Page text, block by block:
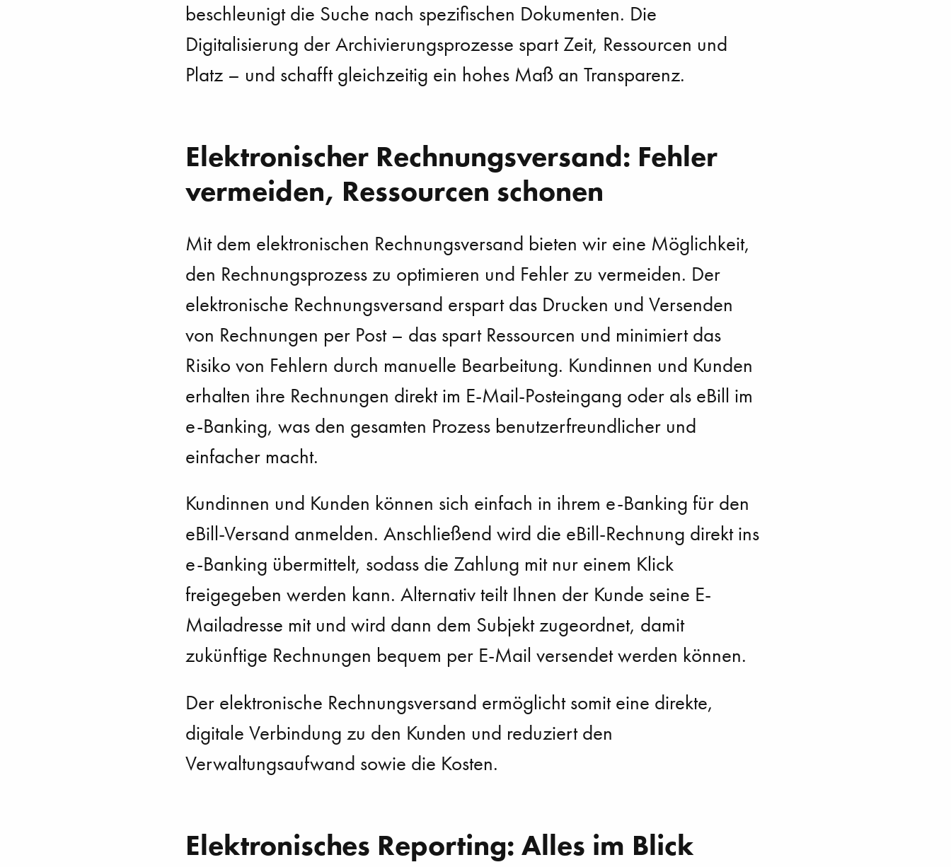
beschleunigt die Suche nach spezifischen Dokumenten. Die
Digitalisierung der Archivierungsprozesse spart Zeit, Ressourcen und
Platz – und schafft gleichzeitig ein hohes Maß an Transparenz.
Elektronischer Rechnungsversand: Fehler
vermeiden, Ressourcen schonen
Mit dem elektronischen Rechnungsversand bieten wir eine Möglichkeit,
den Rechnungsprozess zu optimieren und Fehler zu vermeiden. Der
elektronische Rechnungsversand erspart das Drucken und Versenden
von Rechnungen per Post – das spart Ressourcen und minimiert das
Risiko von Fehlern durch manuelle Bearbeitung. Kundinnen und Kunden
erhalten ihre Rechnungen direkt im E-Mail-Posteingang oder als eBill im
e-Banking, was den gesamten Prozess benutzerfreundlicher und
einfacher macht.
Kundinnen und Kunden können sich einfach in ihrem e-Banking für den
eBill-Versand anmelden. Anschließend wird die eBill-Rechnung direkt ins
e-Banking übermittelt, sodass die Zahlung mit nur einem Klick
freigegeben werden kann. Alternativ teilt Ihnen der Kunde seine E-
Mailadresse mit und wird dann dem Subjekt zugeordnet, damit
zukünftige Rechnungen bequem per E-Mail versendet werden können.
Der elektronische Rechnungsversand ermöglicht somit eine direkte,
digitale Verbindung zu den Kunden und reduziert den
Verwaltungsaufwand sowie die Kosten.
Elektronisches Reporting: Alles im Blick